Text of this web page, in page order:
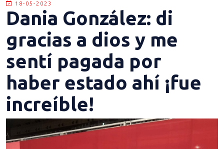
18-05-2023
Dania González: di
gracias a dios y me
sentí pagada por
haber estado ahí ¡fue
increíble!